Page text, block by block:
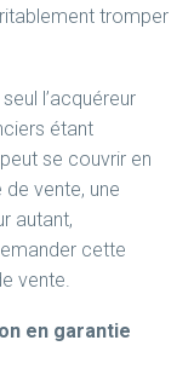
tromper
l’acquéreur
étant
se couvrir en
de vente, une
autant,
cette
vente.
en garantie